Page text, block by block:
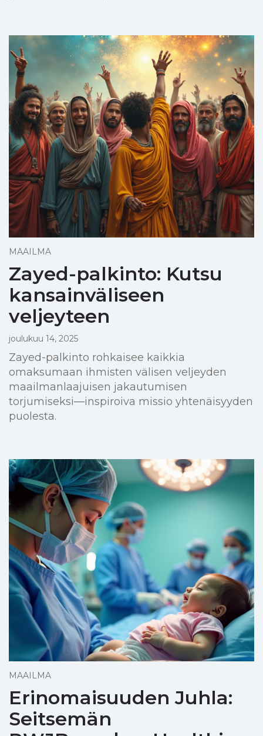
MAAILMA
Zayed-palkinto: Kutsu
kansainväliseen
veljeyteen
joulukuu 14, 2025
Zayed-palkinto rohkaisee kaikkia
omaksumaan ihmisten välisen veljeyden
maailmanlaajuisen jakautumisen
torjumiseksi—inspiroiva missio yhtenäisyyden
puolesta.
MAAILMA
Erinomaisuuden Juhla:
Seitsemän